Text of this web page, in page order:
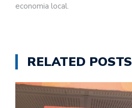
economia local.
RELATED POSTS